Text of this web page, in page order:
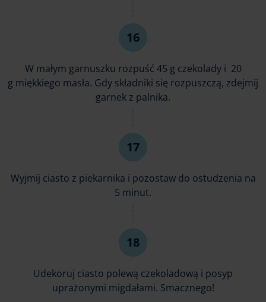
W małym garnuszku rozpuść 45 g czekolady i 20
g miękkiego masła. Gdy składniki się rozpuszczą, zdejmij
garnek z palnika.
Wyjmij ciasto z piekarnika i pozostaw do ostudzenia na
5 minut.
Udekoruj ciasto polewą czekoladową i posyp
uprażonymi migdałami. Smacznego!